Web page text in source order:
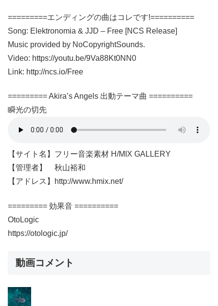
=========エンディングの曲はコレです!==========
Song: Elektronomia & JJD – Free [NCS Release]
Music provided by NoCopyrightSounds.
Video: https://youtu.be/9Va88Kt0NN0
Link: http://ncs.io/Free
========= Akira’s Angels 出動テーマ曲 ==========
瞬光の切先
【サイト名】フリー音楽素材 H/MIX GALLERY
【管理者】 秋山裕和
【アドレス】http://www.hmix.net/
========= 効果音 ==========
OtoLogic
https://otologic.jp/
動画コメント